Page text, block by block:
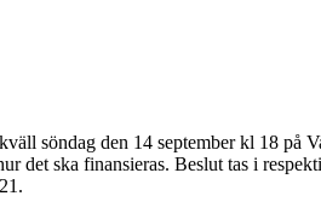
söndag den 14 september kl 18 på
det ska finansieras. Beslut tas i